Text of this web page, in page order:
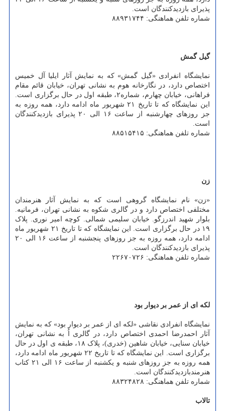
پذیرای بازدیدکنندگان است.
شماره تلفن هماهنگی: ۸۸۹۳۱۷۴۴
گیل گمش
نمایشگاه انفرادی «گیل گمش» که به نمایش آثار ایلیا آل خمیس
اختصاص دارد، در نگارخانه هوم به نشانی تهران، خیابان قائم مقام
فراهانی، خیابان چهارم، شماره۲، طبقه اول در حال برگزاری است.
این نمایشگاه که تا تاریخ ۲۱ شهریور ماه ادامه دارد، همه روزه به
جز روزهای چهارشنبه از ساعت ۱۶ الی ۲۰ پذیرای بازدیدکنندگان
است.
شماره تلفن هماهنگی: ۸۸۵۱۵۴۱۵
زن
«زن» نام نمایشگاه گروهی است که به نمایش آثار هنرمندان
مختلفی اختصاص دارد و در گالری شکوه به نشانی تهران، فرمانیه.
بلوار شهید اندرزگو. خیابان سلیمی شمالی. کوچه امیر نوری. پلاک
۱۹ در حال برگزاری است. این نمایشگاه که تا تاریخ ۲۱ شهریور ماه
ادامه دارد، همه روزه به جز روزهای پنجشنبه از ساعت ۱۶ الی ۲۰
پذیرای بازدیدکنندگان است.
شماره تلفن هماهنگی: ۲۲۶۷۰۷۲۶
لکه ای از عمر بر دیوار بود
نمایشگاه انفرادی نقاشی «لکه ای از عمر بر دیوار بود» که به نمایش
آثار احمدرضا احمدی اختصاص دارد، در گالری اُ به نشانی تهران،
خیابان سنایی، خیابان شاهین (خدری)، پلاک ۱۸، طبقه ی اول در حال
برگزاری است. این نمایشگاه که تا تاریخ ۲۲ شهریور ماه ادامه دارد،
همه روزه به جز روزهای شنبه و یکشنبه از ساعت ۱۶ الی ۲۱ کتاب
هنرمندبازدیدکنندگان است.
شماره تلفن هماهنگی: ۸۸۳۲۴۸۲۸
تالاب